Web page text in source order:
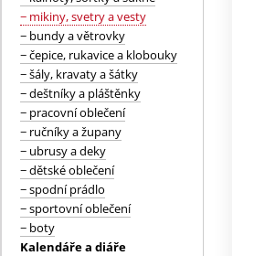
− mikiny, svetry a vesty
− bundy a větrovky
− čepice, rukavice a klobouky
− šály, kravaty a šátky
− deštníky a pláštěnky
− pracovní oblečení
− ručníky a župany
− ubrusy a deky
− dětské oblečení
− spodní prádlo
− sportovní oblečení
− boty
Kalendáře a diáře